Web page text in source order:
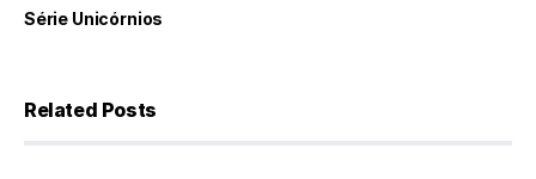
Série Unicórnios
Related Posts